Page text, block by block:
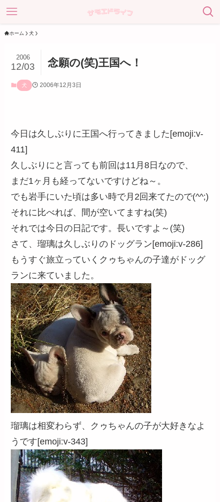
ホーム 犬
念願の(笑)王国へ！
2006
12/03
犬 2006年12月3日
今日は久しぶりに王国へ行ってきました[emoji:v-
411]
久しぶりにと言っても前回は11月8日なので、
まだ1ヶ月も経ってないですけどね～。
でも岩手にいた頃は多い時で月2回来てたので(^^;)
それに比べれば、間が空いてますね(笑)
それでは今日の日記です。長いですよ～(笑)
さて、瑠璃は久しぶりのドッグラン[emoji:v-286]
もうすぐ旅立っていくクゥちゃんの子達がドッグ
ランに来ていました。
瑠璃は相変わらず、クゥちゃんの子が大好きなよ
うです[emoji:v-343]